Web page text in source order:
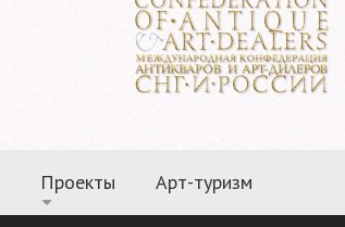
Проекты Арт-туризм